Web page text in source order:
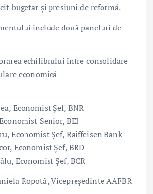
bugetar și presiuni de reformă.
include două paneluri de
echilibrului între consolidare
economică
Economist Șef, BNR
Senior, BEI
Economist Șef, Raiffeisen Bank
Economist Șef, BRD
Economist Șef, BCR
Ropotă, Vicepreședinte AAFBR